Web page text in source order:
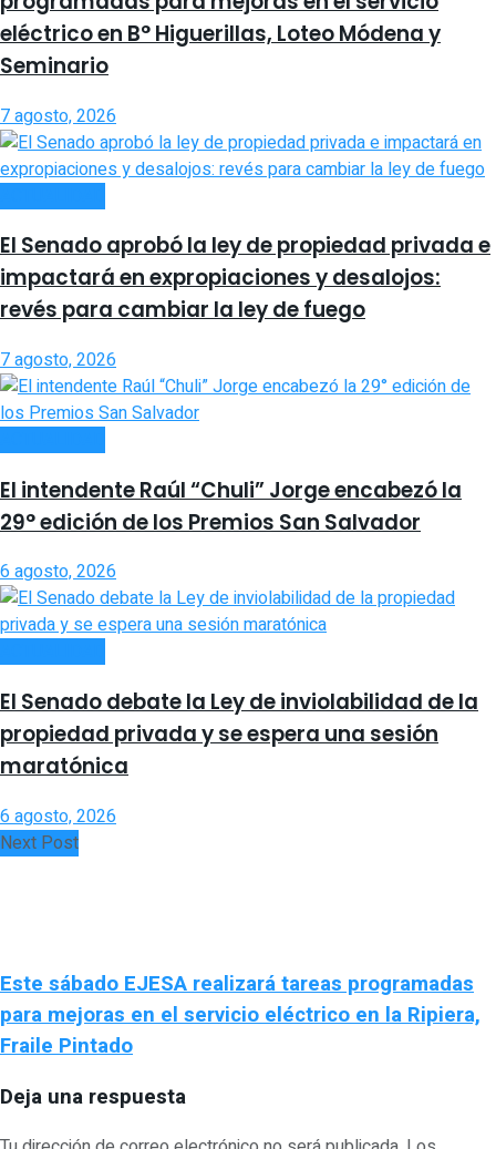
eléctrico en B° Higuerillas, Loteo Módena y
Seminario
7 agosto, 2026
El Senado aprobó la ley de propiedad privada e
impactará en expropiaciones y desalojos:
revés para cambiar la ley de fuego
7 agosto, 2026
El intendente Raúl “Chuli” Jorge encabezó la
29° edición de los Premios San Salvador
6 agosto, 2026
El Senado debate la Ley de inviolabilidad de la
propiedad privada y se espera una sesión
maratónica
6 agosto, 2026
Next Post
Este sábado EJESA realizará tareas programadas
para mejoras en el servicio eléctrico en la Ripiera,
Fraile Pintado
Deja una respuesta